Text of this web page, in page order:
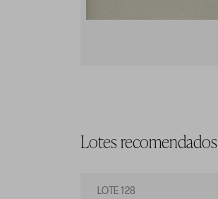
Lotes recomendados
LOTE 128